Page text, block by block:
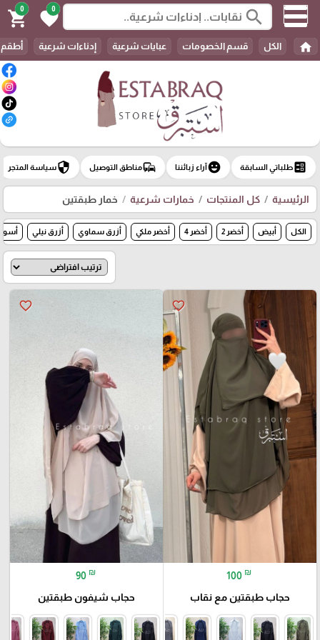
search
0
favorite
0
shopping_cart
home الكل قسم الخصومات عبايات شرعية إدناءات شرعية
ballotطلباتي السابقة emoji_emotionsآراء زبائننا commuteمناطق التوصيل securityسياسة المتجر
الرئيسية كل المنتجات خمارات شرعية خمار طبقتين
الكل أبيض أخضر 2 أخضر 4 أخضر ملكي أزرق سماوي أزرق نيلي
favorite_border
100 ₪
حجاب طبقتين مع نقاب
favorite_border
90 ₪
حجاب شيفون طبقتين